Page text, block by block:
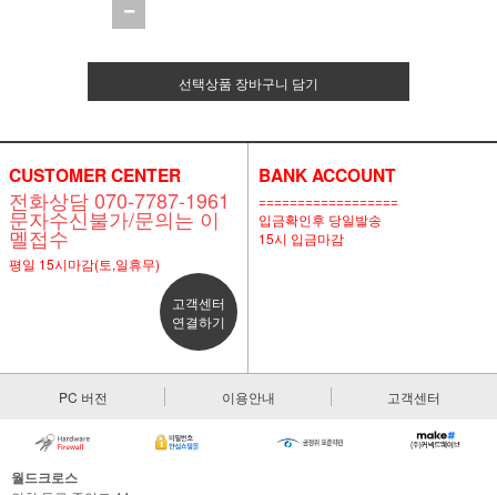
선택상품 장바구니 담기
CUSTOMER CENTER
전화상담 070-7787-1961
문자수신불가/문의는 이
멜접수
평일 15시마감(토,일휴무)
고객센터
연결하기
BANK ACCOUNT
==================
입금확인후 당일발송
15시 입금마감
PC 버전 이용안내 고객센터
월드크로스